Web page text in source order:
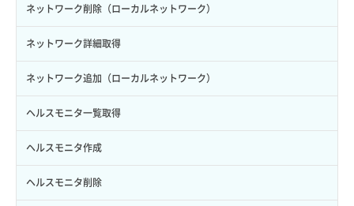
キーペア一覧取得
キーペア削除
キーペア詳細取得
キーペア追加
コンソールURL取得
バックアップリストア（ローカルディスク）
ネットワーク削除（ローカルネットワーク）
ネットワーク詳細取得
ネットワーク追加（ローカルネットワーク）
ヘルスモニタ一覧取得
ヘルスモニタ作成
ヘルスモニタ削除